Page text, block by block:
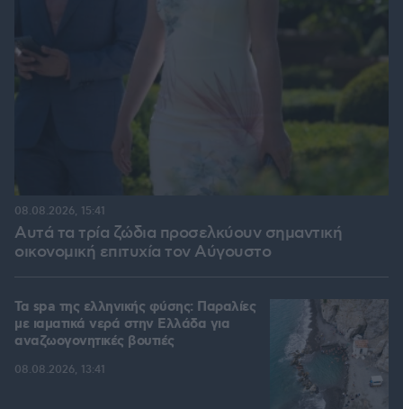
Αυτά τα τρία ζώδια προσελκύουν σημαντική
οικονομική επιτυχία τον Αύγουστο
08.08.2026, 15:41
Τα spa της ελληνικής φύσης: Παραλίες
με ιαματικά νερά στην Ελλάδα για
αναζωογονητικές βουτιές
08.08.2026, 13:41